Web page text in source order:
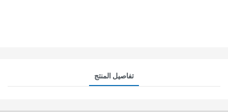
تفاصيل المنتج